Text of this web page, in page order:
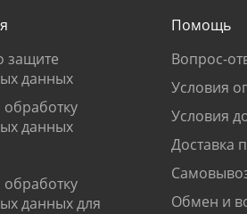
защите
данных
обработку
данных
обработку
данных для
Помощь
Вопрос-
Условия
Условия
Доставка
Обмен и